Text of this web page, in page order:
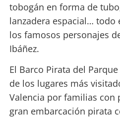
tobogán en forma de
lanzadera espacial… todo
los famosos personajes
Ibáñez.
El Barco Pirata del
de los lugares más
Valencia por familias con
gran embarcación pirata